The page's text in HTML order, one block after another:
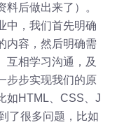
后做出来了）。
中，我们首先明确
容，然后明确需
互相学习沟通，及
步步实现我们的原
如HTML、CSS、J
了很多问题，比如